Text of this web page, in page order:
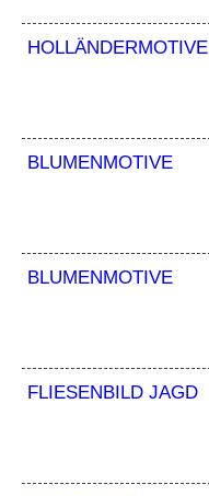
HOLLÄNDERMOTIVE
BLUMENMOTIVE
BLUMENMOTIVE
FLIESENBILD JAGD